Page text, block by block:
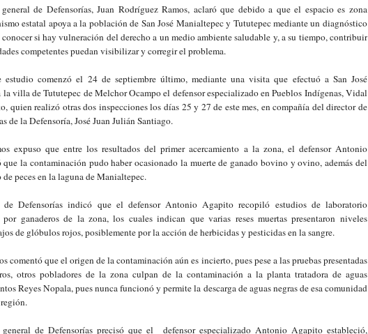
de Defensorías, Juan Rodríguez Ramos, aclaró que debido a que el espacio es zona
estatal apoya a la población de San José Manialtepec y Tututepec mediante un diagnóstico
conocer si hay vulneración del derecho a un medio ambiente saludable y, a su tiempo, contribuir
competentes puedan visibilizar y corregir el problema.
estudio comenzó el 24 de septiembre último, mediante una visita que efectuó a San José
villa de Tututepec de Melchor Ocampo el defensor especializado en Pueblos Indígenas, Vidal
quien realizó otras dos inspecciones los días 25 y 27 de este mes, en compañía del director de
de la Defensoría, José Juan Julián Santiago.
expuso que entre los resultados del primer acercamiento a la zona, el defensor Antonio
la contaminación pudo haber ocasionado la muerte de ganado bovino y ovino, además del
de peces en la laguna de Manialtepec.
de Defensorías indicó que el defensor Antonio Agapito recopiló estudios de laboratorio
por ganaderos de la zona, los cuales indican que varias reses muertas presentaron niveles
de glóbulos rojos, posiblemente por la acción de herbicidas y pesticidas en la sangre.
comentó que el origen de la contaminación aún es incierto, pues pese a las pruebas presentadas
otros pobladores de la zona culpan de la contaminación a la planta tratadora de aguas
Reyes Nopala, pues nunca funcionó y permite la descarga de aguas negras de esa comunidad
de Defensorías precisó que el defensor especializado Antonio Agapito estableció,